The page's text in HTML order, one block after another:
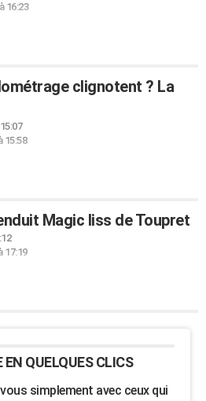
16:23
clignotent ? La
15:58
Magic liss de Toupret
17:19
QUELQUES CLICS
simplement avec ceux qui